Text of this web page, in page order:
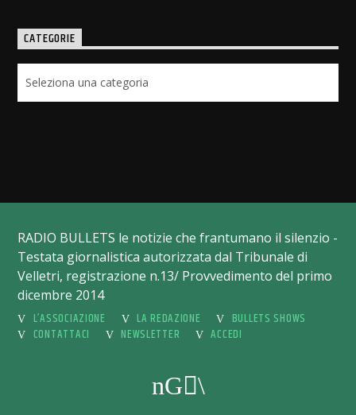
CATEGORIE
RADIO BULLETS le notizie che frantumano il silenzio -
Testata giornalistica autorizzata dal Tribunale di
Velletri, registrazione n.13/ Provvedimento del primo
dicembre 2014
L’ASSOCIAZIONE
LA REDAZIONE
BULLETS SHOWS
CONTATTACI
NEWSLETTER ACCEDI